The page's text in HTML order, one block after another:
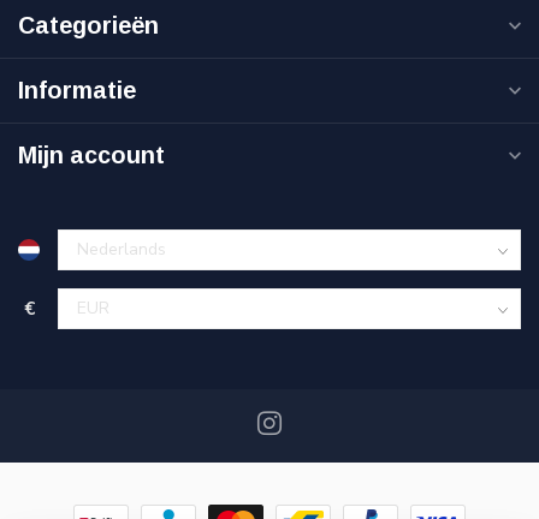
Categorieën
Informatie
Mijn account
€